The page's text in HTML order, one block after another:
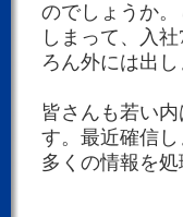
のでしょうか
しまって、入
ろん外には出
皆さんも若い
す。最近確信し
多くの情報を